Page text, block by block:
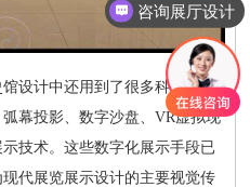
设计中还用到了很多科技感爆
幕投影、数字沙盘、 VR虚拟现
技术。这些数字化展示手段已
代展览展示设计的主要视觉传
咨询展厅设计